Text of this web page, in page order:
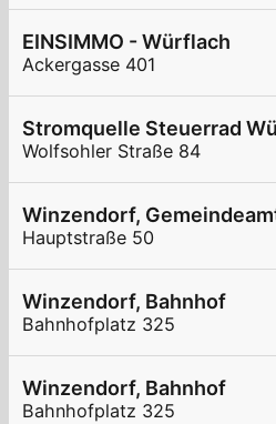
EINSIMMO - Würflach
Ackergasse 401
Stromquelle Steuerrad
Wolfsohler Straße 84
Winzendorf,
Hauptstraße 50
Winzendorf, Bahnhof
Bahnhofplatz 325
Winzendorf, Bahnhof
Bahnhofplatz 325